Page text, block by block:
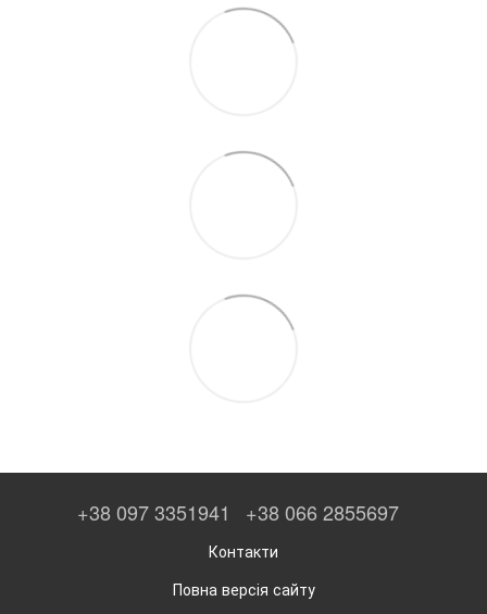
+38 097 3351941 +38 066 2855697
Контакти
Повна версія сайту